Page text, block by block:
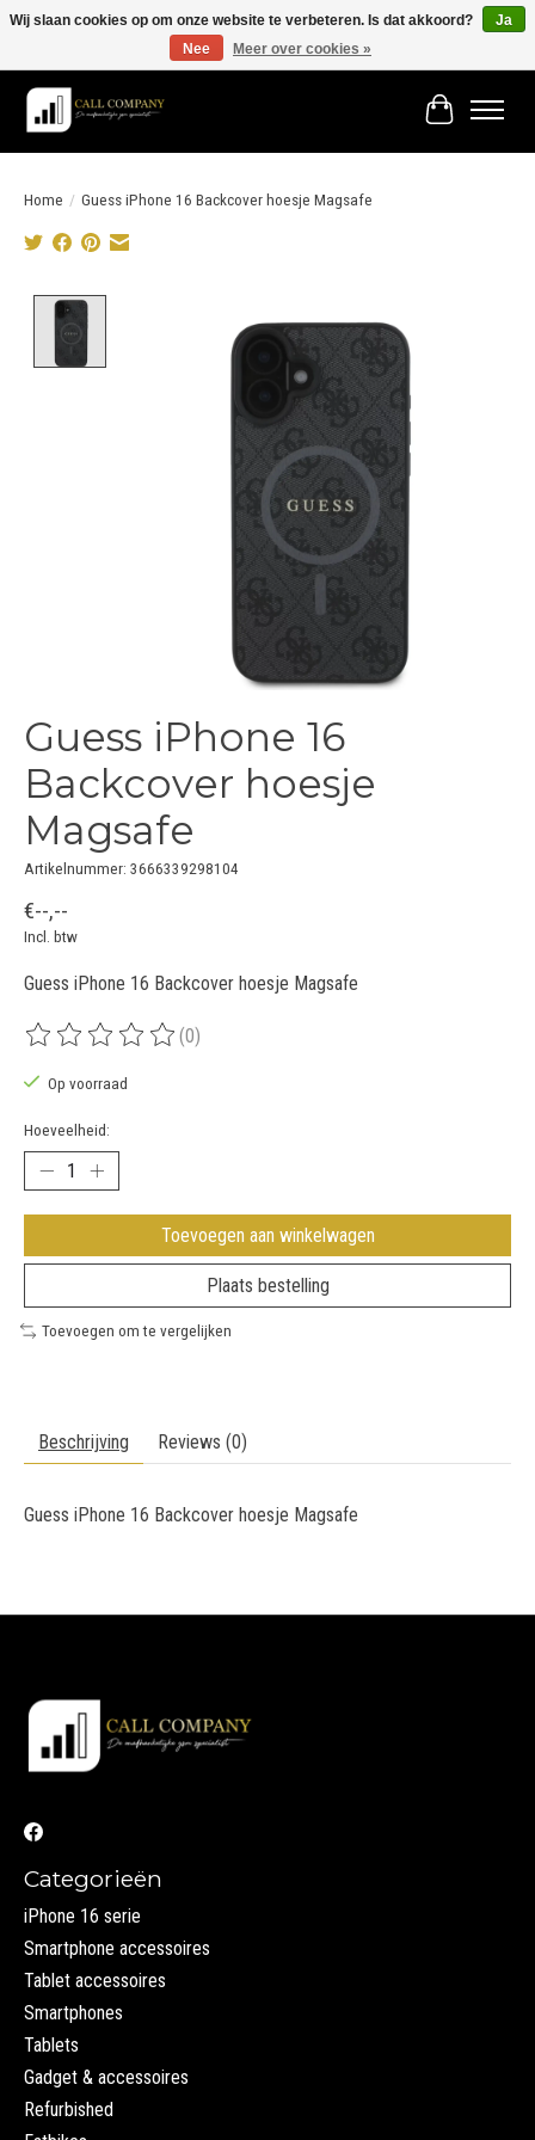
Vóór 19:00 besteld morgen in huis!
Winkelwagen
Home / Guess iPhone 16 Backcover hoesje Magsafe
Guess iPhone 16
Backcover hoesje
Magsafe
Artikelnummer: 3666339298104
€--,--
Incl. btw
Guess iPhone 16 Backcover hoesje Magsafe
De beoordeling van dit product is
(0)
Op voorraad
Hoeveelheid:
Toevoegen aan winkelwagen
Plaats bestelling
Toevoegen om te vergelijken
Beschrijving Reviews (0)
Guess iPhone 16 Backcover hoesje Magsafe
Categorieën
iPhone 16 serie
Smartphone accessoires
Tablet accessoires
Smartphones
Tablets
Gadget & accessoires
Refurbished
Wij slaan cookies op om onze website te verbeteren. Is dat akkoord?
Ja
Nee
Meer over cookies »